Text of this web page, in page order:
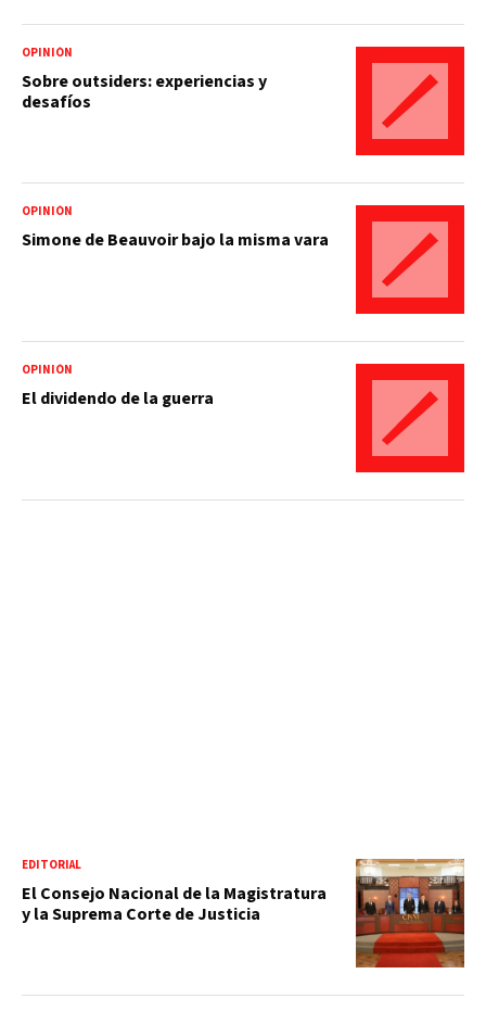
OPINIÓN
Sobre outsiders: experiencias y
desafíos
OPINIÓN
Simone de Beauvoir bajo la misma vara
OPINIÓN
El dividendo de la guerra
EDITORIAL
El Consejo Nacional de la Magistratura
y la Suprema Corte de Justicia